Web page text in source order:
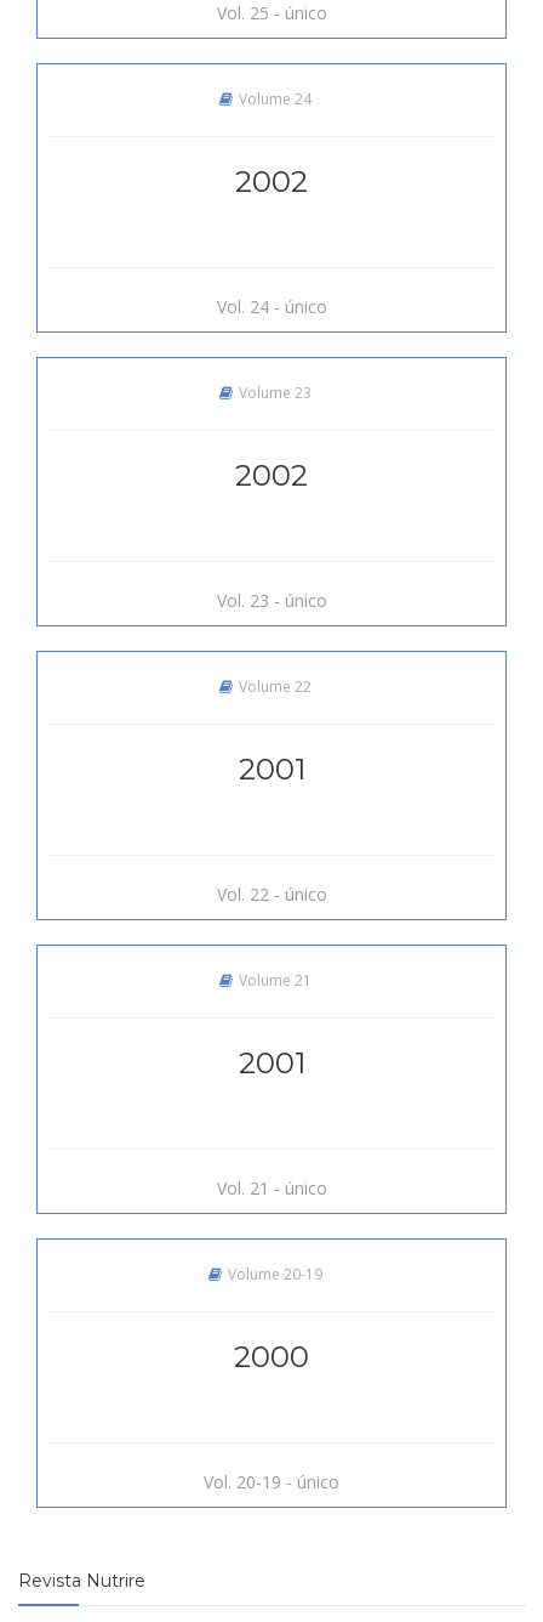
Vol. 25 - único
Volume 24
2002
Vol. 24 - único
Volume 23
2002
Vol. 23 - único
Volume 22
2001
Vol. 22 - único
Volume 21
2001
Vol. 21 - único
Volume 20-19
2000
Vol. 20-19 - único
Revista Nutrire